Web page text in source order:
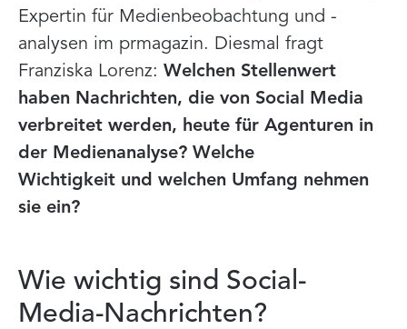
Expertin für Medienbeobachtung und -
analysen im prmagazin. Diesmal fragt
Franziska Lorenz: Welchen Stellenwert
haben Nachrichten, die von Social Media
verbreitet werden, heute für Agenturen in
der Medienanalyse? Welche
Wichtigkeit und welchen Umfang nehmen
sie ein?
Wie wichtig sind Social-
Media-Nachrichten?